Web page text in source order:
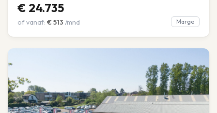
€ 24.735
of vanaf: € 513 /mnd Marge